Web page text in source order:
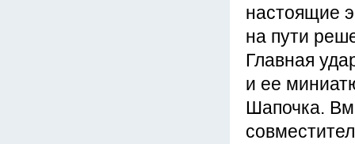
настоящие
на пути
Главная
и ее
Шапочка.